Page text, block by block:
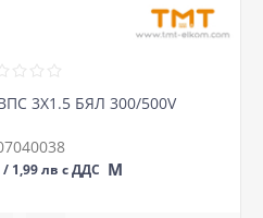
3Х1.5 БЯЛ 300/500V
/ 1,99 лв с ДДС М